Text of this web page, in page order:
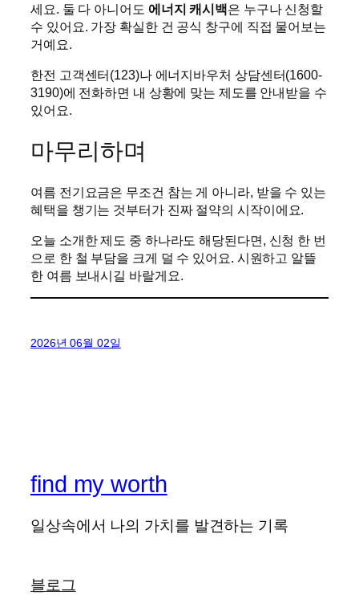
세요. 둘 다 아니어도 에너지 캐시백은 누구나 신청할
수 있어요. 가장 확실한 건 공식 창구에 직접 물어보는
거예요.
한전 고객센터(123)나 에너지바우처 상담센터(1600-
3190)에 전화하면 내 상황에 맞는 제도를 안내받을 수
있어요.
마무리하며
여름 전기요금은 무조건 참는 게 아니라, 받을 수 있는
혜택을 챙기는 것부터가 진짜 절약의 시작이에요.
오늘 소개한 제도 중 하나라도 해당된다면, 신청 한 번
으로 한 철 부담을 크게 덜 수 있어요. 시원하고 알뜰
한 여름 보내시길 바랄게요.
2026년 06월 02일
find my worth
일상속에서 나의 가치를 발견하는 기록
블로그